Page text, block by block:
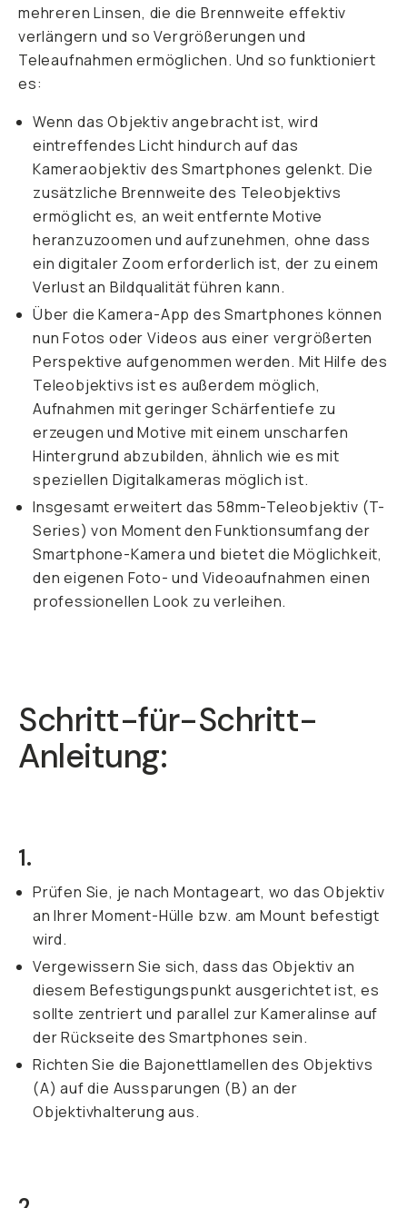
mehreren Linsen, die die Brennweite effektiv
verlängern und so Vergrößerungen und
Teleaufnahmen ermöglichen. Und so funktioniert
es:
Wenn das Objektiv angebracht ist, wird
eintreffendes Licht hindurch auf das
Kameraobjektiv des Smartphones gelenkt. Die
zusätzliche Brennweite des Teleobjektivs
ermöglicht es, an weit entfernte Motive
heranzuzoomen und aufzunehmen, ohne dass
ein digitaler Zoom erforderlich ist, der zu einem
Verlust an Bildqualität führen kann.
Über die Kamera-App des Smartphones können
nun Fotos oder Videos aus einer vergrößerten
Perspektive aufgenommen werden. Mit Hilfe des
Teleobjektivs ist es außerdem möglich,
Aufnahmen mit geringer Schärfentiefe zu
erzeugen und Motive mit einem unscharfen
Hintergrund abzubilden, ähnlich wie es mit
speziellen Digitalkameras möglich ist.
Insgesamt erweitert das 58mm-Teleobjektiv (T-
Series) von Moment den Funktionsumfang der
Smartphone-Kamera und bietet die Möglichkeit,
den eigenen Foto- und Videoaufnahmen einen
professionellen Look zu verleihen.
Schritt-für-Schritt-
Anleitung:
1.
Prüfen Sie, je nach Montageart, wo das Objektiv
an Ihrer Moment-Hülle bzw. am Mount befestigt
wird.
Vergewissern Sie sich, dass das Objektiv an
diesem Befestigungspunkt ausgerichtet ist, es
sollte zentriert und parallel zur Kameralinse auf
der Rückseite des Smartphones sein.
Richten Sie die Bajonettlamellen des Objektivs
(A) auf die Aussparungen (B) an der
Objektivhalterung aus.